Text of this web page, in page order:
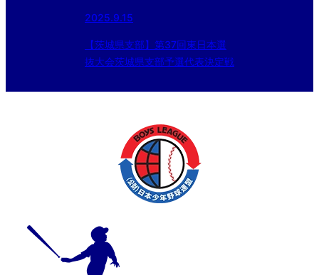
2025.9.15
【茨城県支部】第37回東日本選
抜大会茨城県支部予選代表決定戦